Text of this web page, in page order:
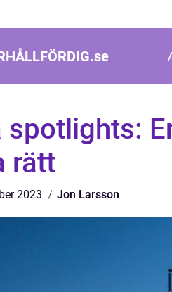
se
spotlights:
rätt
2023 Jon Larsson